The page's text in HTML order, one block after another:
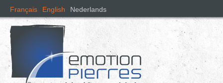
en
de
Français English Nederlands